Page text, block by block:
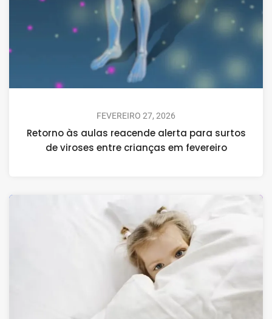
FEVEREIRO 27, 2026
Retorno às aulas reacende alerta para surtos
de viroses entre crianças em fevereiro